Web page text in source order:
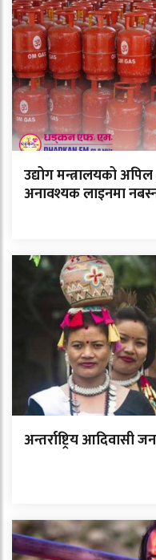
उद्योग मन्त्रालयको
अनावश्यक लाइनमा
अन्तर्राष्ट्रिय आदिवासी